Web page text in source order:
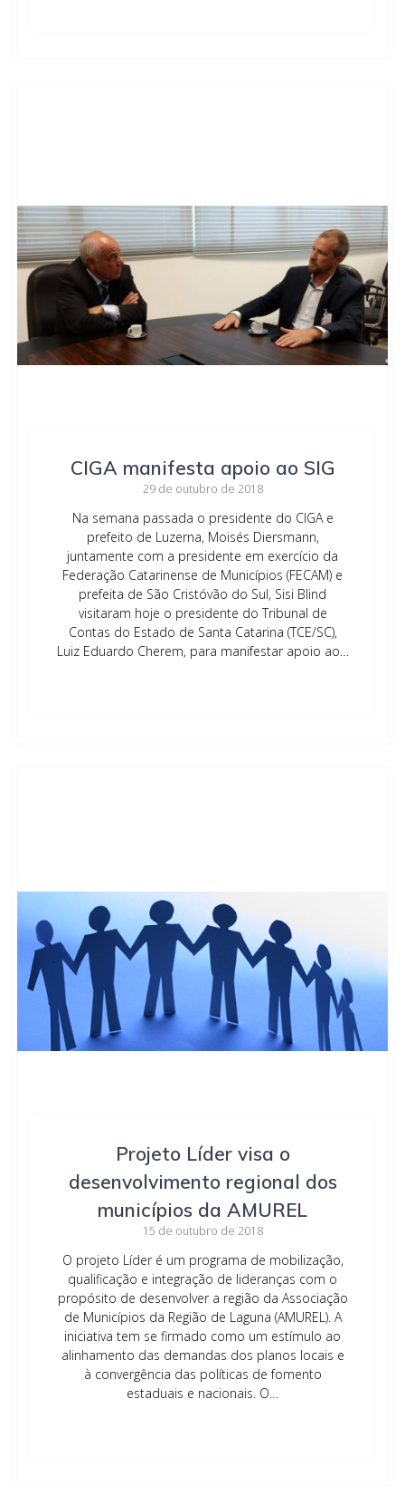
CIGA manifesta apoio ao SIG
29 de outubro de 2018
Na semana passada o presidente do CIGA e
prefeito de Luzerna, Moisés Diersmann,
juntamente com a presidente em exercício da
Federação Catarinense de Municípios (FECAM) e
prefeita de São Cristóvão do Sul, Sisi Blind
visitaram hoje o presidente do Tribunal de
Contas do Estado de Santa Catarina (TCE/SC),
Luiz Eduardo Cherem, para manifestar apoio ao…
Projeto Líder visa o
desenvolvimento regional dos
municípios da AMUREL
15 de outubro de 2018
O projeto Líder é um programa de mobilização,
qualificação e integração de lideranças com o
propósito de desenvolver a região da Associação
de Municípios da Região de Laguna (AMUREL). A
iniciativa tem se firmado como um estímulo ao
alinhamento das demandas dos planos locais e
à convergência das políticas de fomento
estaduais e nacionais. O…